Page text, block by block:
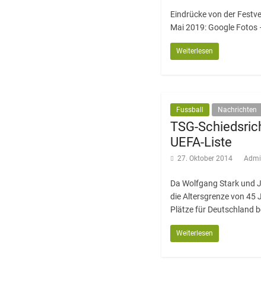
Eindrücke von der
Mai 2019: Google Fotos
Weiterlesen
Fussball Nachrichten
TSG-
UEFA-Liste
27. Oktober 2014
Da Wolfgang Stark und
die Altersgrenze von 45
Plätze für Deutschland
Weiterlesen